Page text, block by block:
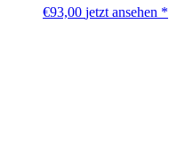
€93,00 jetzt ansehen *